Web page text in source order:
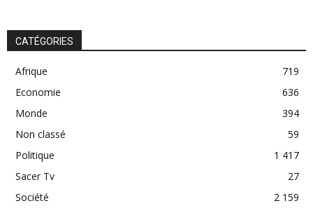
CATÉGORIES
Afrique
719
Economie
636
Monde
394
Non classé
59
Politique
1 417
Sacer Tv
27
Société
2 159